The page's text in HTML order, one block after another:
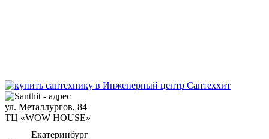
ул. Металлургов, 84
ТЦ «WOW HOUSE»
Екатеринбург